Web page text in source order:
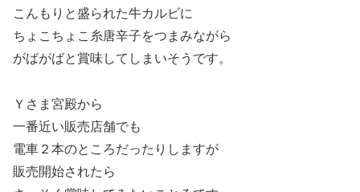
こんもりと盛られた牛カルビに
ちょこちょこ糸唐辛子をつまみながら
がばがばと賞味してしまいそうです。
Ｙさま宮殿から
一番近い販売店舗でも
電車２本のところだったりしますが
販売開始されたら